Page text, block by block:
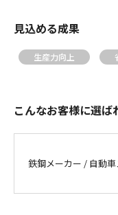
グループ会社一覧
ニュース
お問い合わせフォーム
産業廃棄物処理施設
旧SMEX製業務用石油
見込める成果
生産力向上
こんなお客様に選ば
鉄鋼メーカー / 自動